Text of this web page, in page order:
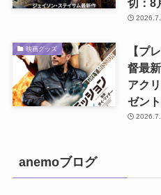
切：8
映画グッズ
【プ
督最
アク
ゼン
anemoブログ